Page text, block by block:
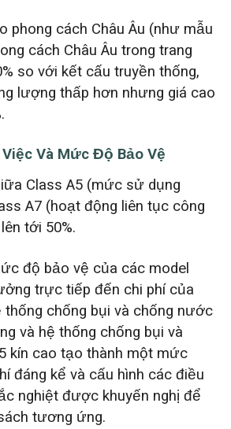
phong cách Châu Âu (như mẫu
cách Châu Âu trong trang
so với kết cấu truyền thống,
lượng thấp hơn nhưng giá cao
Và Mức Độ Bảo Vệ
Class A5 (mức sử dụng
A7 (hoạt động liên tục công
tới 50%.
độ bảo vệ của các model
trực tiếp đến chi phí của
thống chống bụi và chống nước
và hệ thống chống bụi và
kín cao tạo thành một mức
đáng kể và cấu hình các điều
nghiệt được khuyến nghị để
tương ứng.